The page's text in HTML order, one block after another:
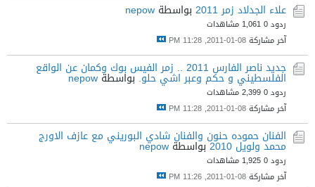
علاء الجدلاد زمر 2011 بواسطة nepow
ردود 0
1,061 مشاهدات
آخر مشاركة08-01-2011, 11:28 PM
جديد ناصر الفارس 2011 .. زمر الفيس بوك وكمان عن الواقع
الفلسطيني و حكم وعبر اشي حلو. بواسطة nepow
ردود 0
2,399 مشاهدات
آخر مشاركة08-01-2011, 11:28 PM
الفنان حموده حنون والفنان شادي البوريني مع عازف الاورج
محمد ولويل 2010 بواسطة nepow
ردود 0
1,925 مشاهدات
آخر مشاركة08-01-2011, 11:26 PM